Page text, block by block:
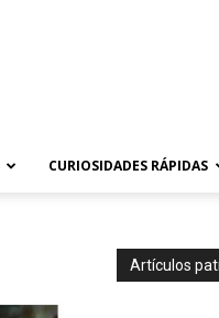
CURIOSIDADES RÁPIDAS
Artículos